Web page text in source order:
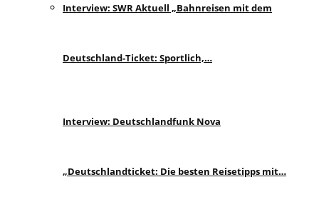
Interview: SWR Aktuell „Bahnreisen mit dem
Deutschland-Ticket: Sportlich,…
Interview: Deutschlandfunk Nova
„Deutschlandticket: Die besten Reisetipps mit…